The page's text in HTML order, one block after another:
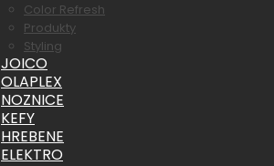
Color Refresh
Produkty
Styling
JOICO
OLAPLEX
NOZNICE
KEFY
HREBENE
ELEKTRO